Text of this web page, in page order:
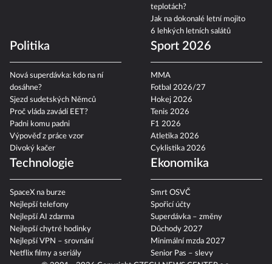
teplotách?
Jak na dokonalé letní mojito
6 lehkých letních salátů
Politika
Nová superdávka: kdo na ní
dosáhne?
Sjezd sudetských Němců
Proč vláda zavádí EET?
Padni komu padni
Výpověď z práce vzor
Divoký kačer
Sport 2026
MMA
Fotbal 2026/27
Hokej 2026
Tenis 2026
F1 2026
Atletika 2026
Cyklistika 2026
Technologie
SpaceX na burze
Nejlepší telefony
Nejlepší AI zdarma
Nejlepší chytré hodinky
Nejlepší VPN – srovnání
Netflix filmy a seriály
Ekonomika
Smrt OSVČ
Spořicí účty
Superdávka – změny
Důchody 2027
Minimální mzda 2027
Senior Pas – slevy